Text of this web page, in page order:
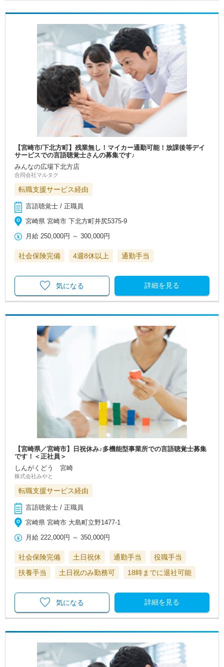
【宮崎市/下北方町】残業無し！マイカー通勤可能！放課後等デイ
サービスでの言語聴覚士さんの募集です♪
みんなの広場下北方店
合同会社マルタク
転職支援サービス経由
言語聴覚士 / 正職員
宮崎県 宮崎市 下北方町井尻5375-9
月給 250,000円 ～300,000円
社会保険完備 4週8休以上 通勤手当
詳細を見る
気になる
【宮崎県／宮崎市】日祝休み♪多機能型事業所での言語聴覚士募集
です！＜正社員＞
しんがくどう 宮崎
株式会社みやと
転職支援サービス経由
言語聴覚士 / 正職員
宮崎県 宮崎市 大島町立野1477-1
月給 222,000円 ～350,000円
社会保険完備 土日祝休 通勤手当
役職手当
扶養手当
土日祝のみ勤務可 18時までに退社可能
詳細を見る
気になる